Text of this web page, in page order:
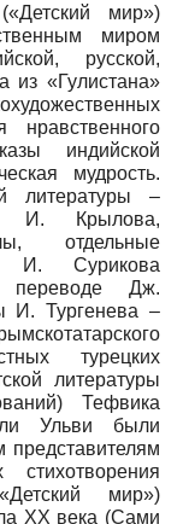
мир»)
миром
русской,
из «Гулистана»
индийской
мудрость.
литературы –
И. Крылова,
отдельные
И. Сурикова
переводе Дж.
И. Тургенева –
турецких
литературы
Тефвика
Ульви были
мир»)
ХХ века (Сами